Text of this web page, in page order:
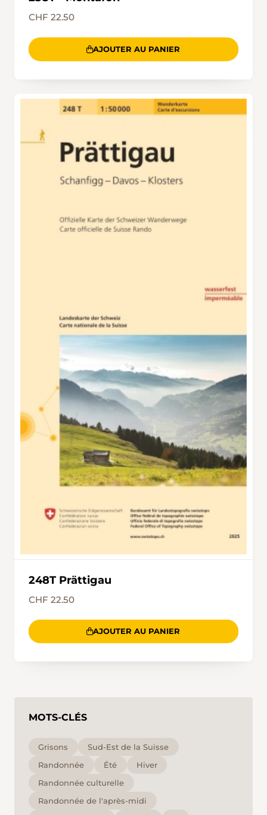
CHF 22.50
AJOUTER AU PANIER
248T Prättigau
CHF 22.50
AJOUTER AU PANIER
MOTS-CLÉS
Grisons
Sud-Est de la Suisse
Randonnée
Été
Hiver
Randonnée culturelle
Randonnée de l'après-midi